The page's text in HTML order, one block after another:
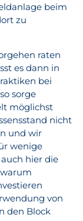
beim
zu
raten
es dann in
bei
sorge
möglichst
nicht
und wir
wenige
hier die
von
den Block